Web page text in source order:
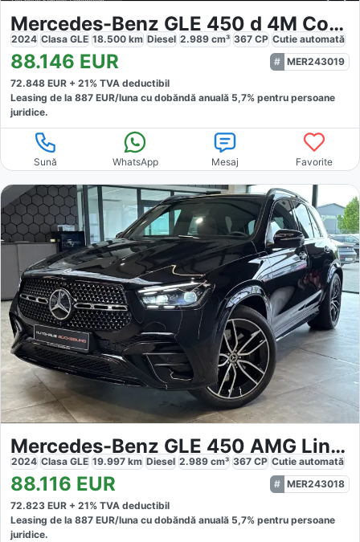
Mercedes-Benz GLE 450 d 4M Coupé AMG Night Panorama
2024 Clasa GLE 18.500 km Diesel 2.989 cm³ 367 CP Cutie automată
88.146 EUR
MER243019
72.848 EUR + 21% TVA deductibil
Leasing de la 887 EUR/luna cu dobăndă anuală 5,7% pentru persoane
juridice.
Sună WhatsApp Mesaj Favorite
Mercedes-Benz GLE 450 AMG Line 4Matic
2024 Clasa GLE 19.997 km Diesel 2.989 cm³ 367 CP Cutie automată
88.116 EUR
MER243018
72.823 EUR + 21% TVA deductibil
Leasing de la 887 EUR/luna cu dobăndă anuală 5,7% pentru persoane
juridice.